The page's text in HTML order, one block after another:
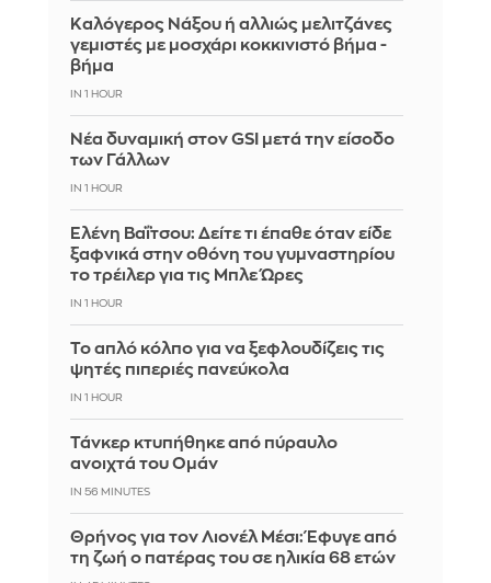
Καλόγερος Νάξου ή αλλιώς μελιτζάνες
γεμιστές με μοσχάρι κοκκινιστό βήμα -
βήμα
IN 1 HOUR
Νέα δυναμική στον GSI μετά την είσοδο
των Γάλλων
IN 1 HOUR
Ελένη Βαΐτσου: Δείτε τι έπαθε όταν είδε
ξαφνικά στην οθόνη του γυμναστηρίου
το τρέιλερ για τις Μπλε Ώρες
IN 1 HOUR
Το απλό κόλπο για να ξεφλουδίζεις τις
ψητές πιπεριές πανεύκολα
IN 1 HOUR
Τάνκερ κτυπήθηκε από πύραυλο
ανοιχτά του Ομάν
IN 56 MINUTES
Θρήνος για τον Λιονέλ Μέσι: Έφυγε από
τη ζωή ο πατέρας του σε ηλικία 68 ετών